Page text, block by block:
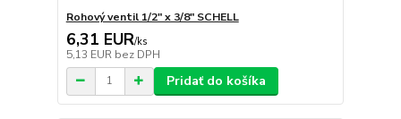
Rohový ventil 1/2" x 3/8" SCHELL
6,31 EUR/ks
5,13 EUR bez DPH
Pridať do košíka